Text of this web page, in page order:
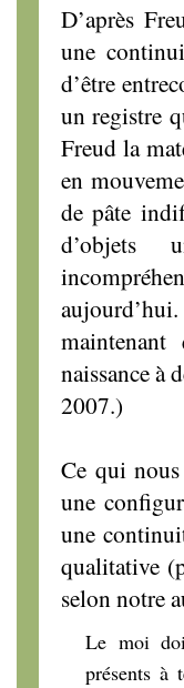
D’après
une
d’être
un registre
Freud la
en
de pâte
d’objets
naissance à
2007.)
Ce qui
une
une
qualitative
selon notre
Le moi
présents à